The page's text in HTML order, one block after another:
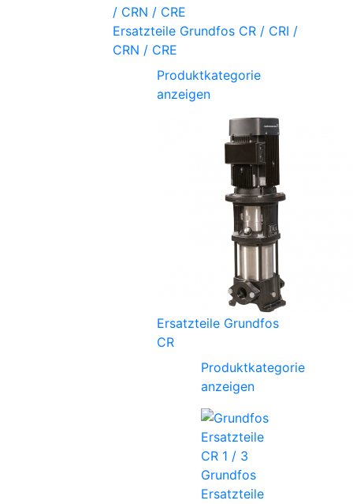
Ersatzteile Grundfos CR / CRI /
CRN / CRE
Produktkategorie
anzeigen
Ersatzteile Grundfos
CR
Produktkategorie
anzeigen
Grundfos
Ersatzteile